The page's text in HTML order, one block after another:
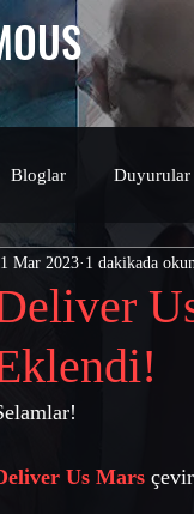
Bloglar Duyurular
Mar 2023 1 dakikada
Us Mars